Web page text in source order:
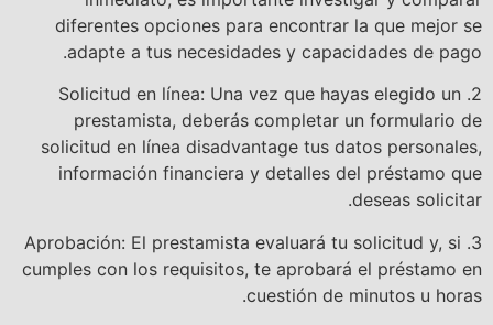
diferentes opciones para encontrar la que mejor se
adapte a tus necesidades y capacidades de pago.
2. Solicitud en línea: Una vez que hayas elegido un
prestamista, deberás completar un formulario de
solicitud en línea disadvantage tus datos personales,
información financiera y detalles del préstamo que
deseas solicitar.
3. Aprobación: El prestamista evaluará tu solicitud y, si
cumples con los requisitos, te aprobará el préstamo en
cuestión de minutos u horas.